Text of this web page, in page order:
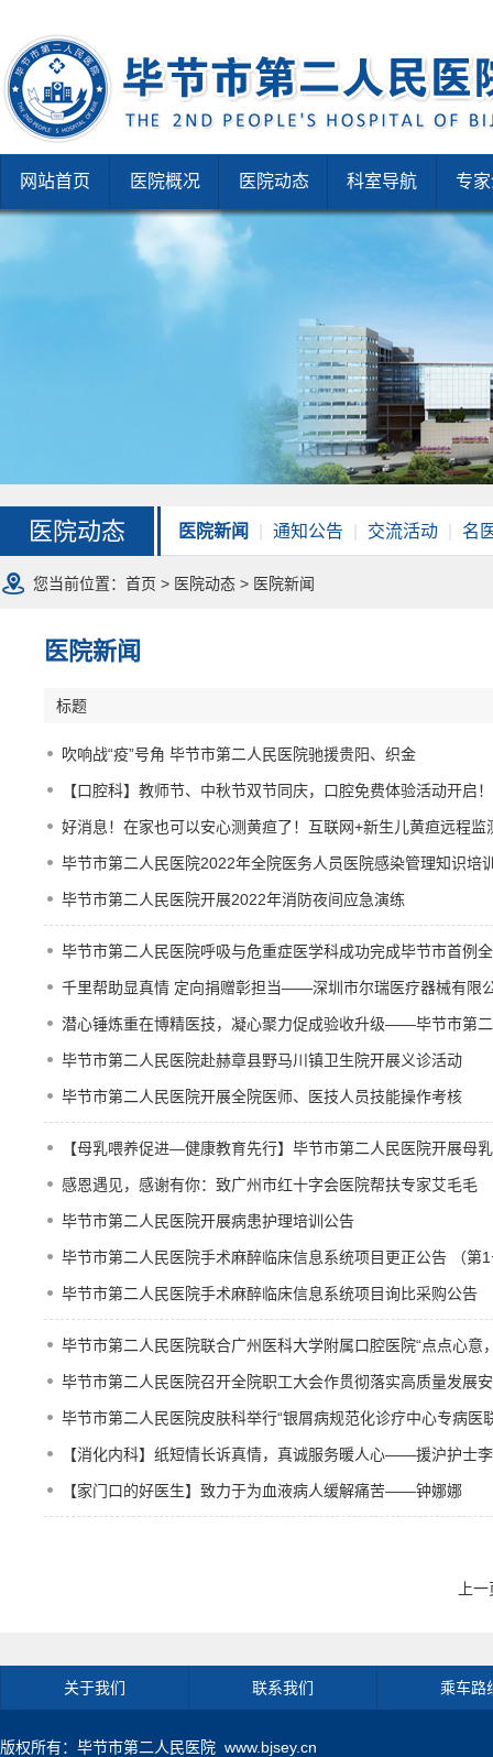
网站首页 医院概况 医院动态 科室导航 专
医院动态 医院新闻 通知公告 交流活动 名
您当前位置： 首页 > 医院动态 > 医院新闻
医院新闻
标题
吹响战“疫”号角 毕节市第二人民医院驰援贵阳、织金
【口腔科】教师节、中秋节双节同庆，口腔免费体验活动开启！
好消息！在家也可以安心测黄疸了！互联网+新生儿黄疸远程监
毕节市第二人民医院2022年全院医务人员医院感染管理知识培
毕节市第二人民医院开展2022年消防夜间应急演练
毕节市第二人民医院呼吸与危重症医学科成功完成毕节市首例
千里帮助显真情 定向捐赠彰担当——深圳市尔瑞医疗器械有限
潜心锤炼重在博精医技，凝心聚力促成验收升级——毕节市第
毕节市第二人民医院赴赫章县野马川镇卫生院开展义诊活动
毕节市第二人民医院开展全院医师、医技人员技能操作考核
【母乳喂养促进—健康教育先行】毕节市第二人民医院开展母
感恩遇见，感谢有你：致广州市红十字会医院帮扶专家艾毛毛
毕节市第二人民医院开展病患护理培训公告
毕节市第二人民医院手术麻醉临床信息系统项目更正公告 （第
毕节市第二人民医院手术麻醉临床信息系统项目询比采购公告
毕节市第二人民医院联合广州医科大学附属口腔医院“点点心意
毕节市第二人民医院召开全院职工大会作贯彻落实高质量发展
毕节市第二人民医院皮肤科举行“银屑病规范化诊疗中心专病医
【消化内科】纸短情长诉真情，真诚服务暖人心——援沪护士
【家门口的好医生】致力于为血液病人缓解痛苦——钟娜娜
上
关于我们 联系我们 乘车路
版权所有：毕节市第二人民医院 www.bjsey.cn